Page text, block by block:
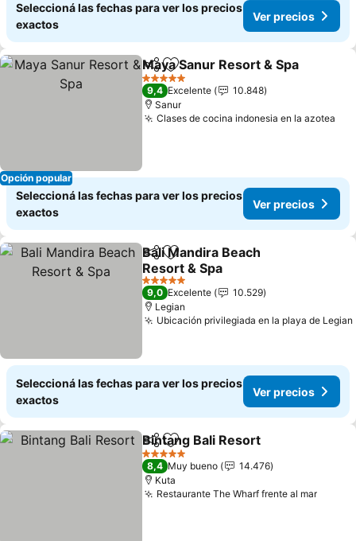
Seleccioná las fechas para ver los precios
exactos
Ver precios
Opción popular
CompartirAñadir a favoritos
Maya Sanur Resort & Spa
5 Estrellas
9,4 Excelente
10.848
Sanur
Clases de cocina indonesia en la azotea
Seleccioná las fechas para ver los precios
exactos
Ver precios
CompartirAñadir a favoritos
Bali Mandira Beach
Resort & Spa
Ver precios
5 Estrellas
9,0 Excelente
10.529
Legian
Ubicación privilegiada en la playa de Legian
Seleccioná las fechas para ver los precios
exactos
Ver precios
CompartirAñadir a favoritos
Bintang Bali Resort
5 Estrellas
8,4 Muy bueno
14.476
Kuta
Restaurante The Wharf frente al marVer